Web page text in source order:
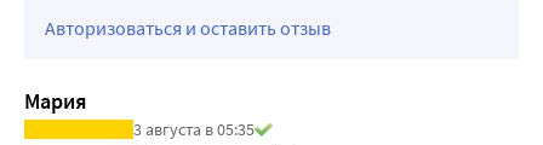
Авторизоваться и оставить отзыв
Мария
3 августа в 05:35